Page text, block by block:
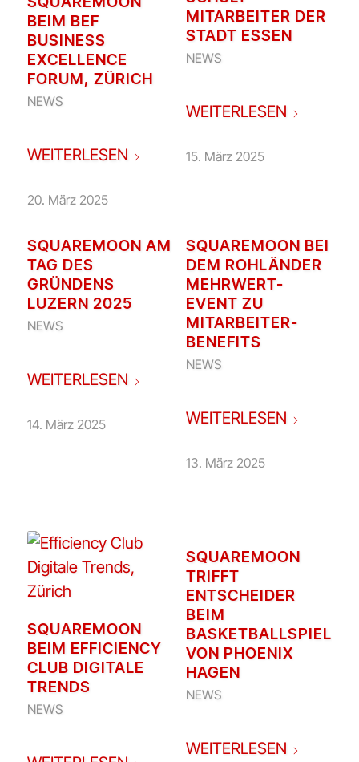
BEIM BEF
BUSINESS
EXCELLENCE
FORUM, ZÜRICH
NEWS
WEITERLESEN
20. März 2025
MITARBEITER DER
STADT ESSEN
NEWS
WEITERLESEN
15. März 2025
SQUAREMOON AM
TAG DES
GRÜNDENS
LUZERN 2025
NEWS
WEITERLESEN
14. März 2025
SQUAREMOON BEI
DEM ROHLÄNDER
MEHRWERT-
EVENT ZU
MITARBEITER-
BENEFITS
NEWS
WEITERLESEN
13. März 2025
SQUAREMOON
BEIM EFFICIENCY
CLUB DIGITALE
TRENDS
NEWS
SQUAREMOON
TRIFFT
ENTSCHEIDER
BEIM
BASKETBALLSPIEL
VON PHOENIX
HAGEN
NEWS
WEITERLESEN